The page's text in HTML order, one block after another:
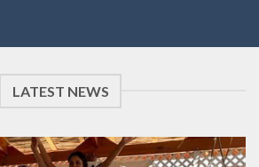
LATEST NEWS